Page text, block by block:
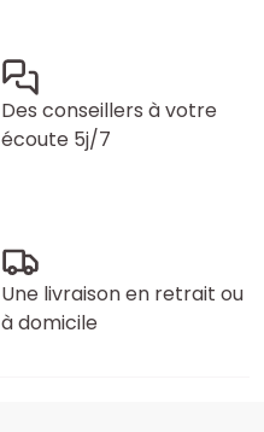
Des conseillers à votre
écoute 5j/7
Une livraison en retrait ou
à domicile